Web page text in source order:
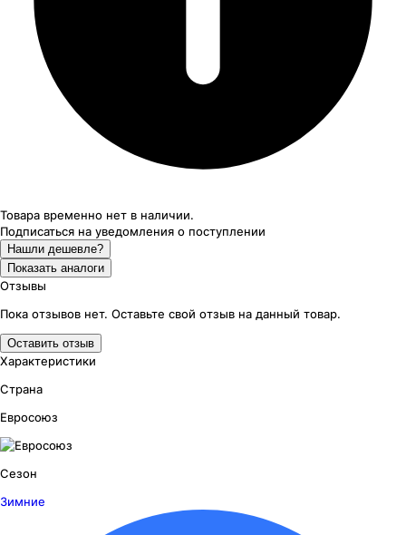
Товара временно нет в наличии.
Подписаться на уведомления о поступлении
Нашли дешевле?
Показать аналоги
Отзывы
Пока отзывов нет. Оставьте свой отзыв на данный товар.
Оставить отзыв
Характеристики
Страна
Евросоюз
Сезон
Зимние